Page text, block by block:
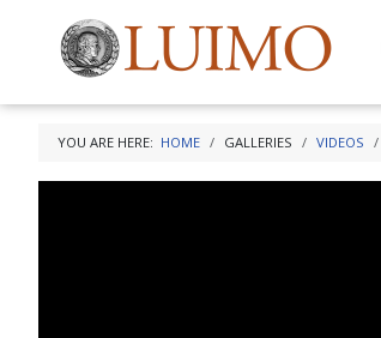
YOU ARE HERE: HOME GALLERIES VIDEOS